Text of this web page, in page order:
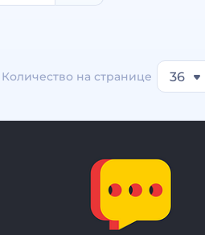
Количество на странице 36